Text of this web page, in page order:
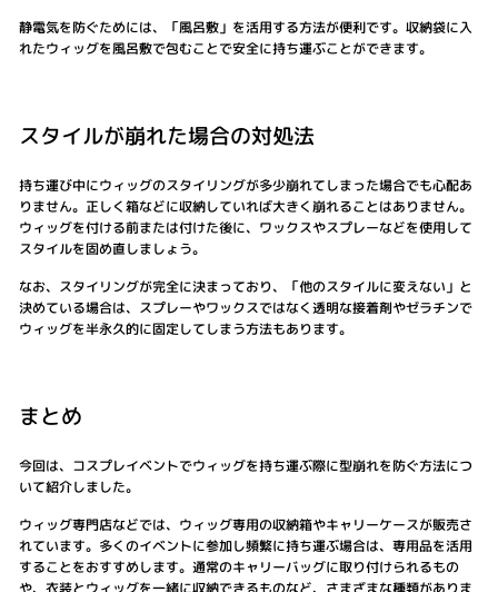
静電気を防ぐためには、「風呂敷」を活用する方法が便利です。収納袋に入
れたウィッグを風呂敷で包むことで安全に持ち運ぶことができます。
スタイルが崩れた場合の対処法
持ち運び中にウィッグのスタイリングが多少崩れてしまった場合でも心配あ
りません。正しく箱などに収納していれば大きく崩れることはありません。
ウィッグを付ける前または付けた後に、ワックスやスプレーなどを使用して
スタイルを固め直しましょう。
なお、スタイリングが完全に決まっており、「他のスタイルに変えない」と
決めている場合は、スプレーやワックスではなく透明な接着剤やゼラチンで
ウィッグを半永久的に固定してしまう方法もあります。
まとめ
今回は、コスプレイベントでウィッグを持ち運ぶ際に型崩れを防ぐ方法につ
いて紹介しました。
ウィッグ専門店などでは、ウィッグ専用の収納箱やキャリーケースが販売さ
れています。多くのイベントに参加し頻繁に持ち運ぶ場合は、専用品を活用
することをおすすめします。通常のキャリーバッグに取り付けられるもの
や、衣装とウィッグを一緒に収納できるものなど、さまざまな種類がありま